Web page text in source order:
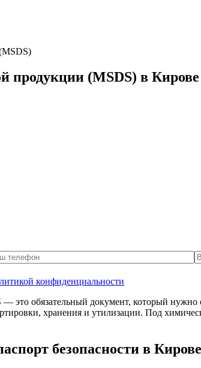
продукции (MSDS) в Кирове
конфиденциальности
это обязательный документ, который
хранения и утилизации. Под
безопасности в Кирове